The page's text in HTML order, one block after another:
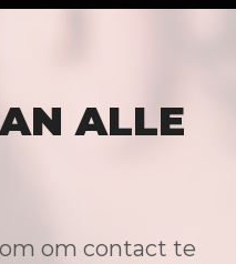
ALLE
om contact te